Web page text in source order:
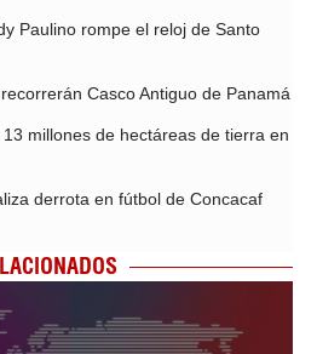
Paulino rompe el reloj de Santo
Casco Antiguo de Panamá
millones de hectáreas de tierra en
derrota en fútbol de Concacaf